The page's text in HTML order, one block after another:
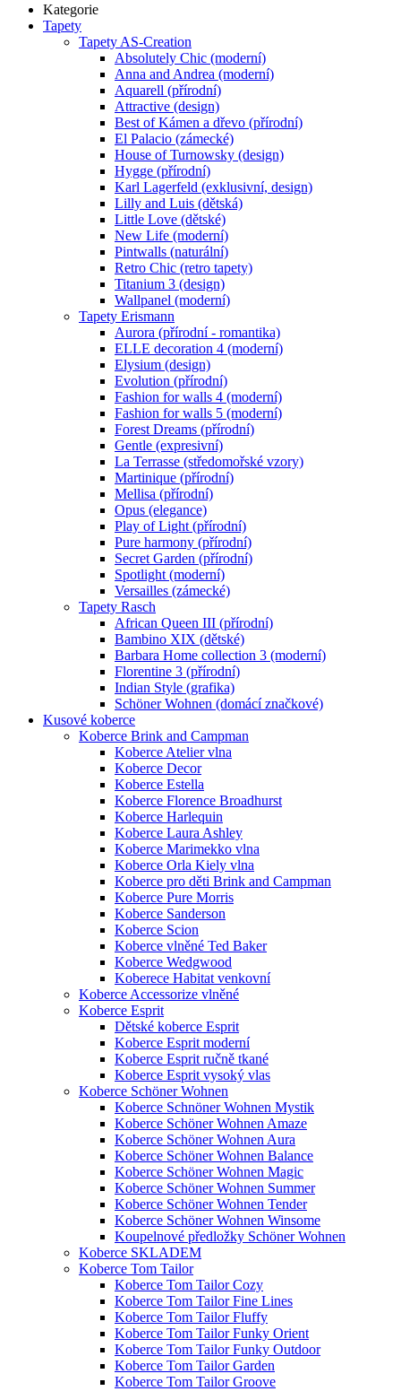
Kategorie
Tapety
Tapety AS-Creation
Absolutely Chic (moderní)
Anna and Andrea (moderní)
Aquarell (přírodní)
Attractive (design)
Best of Kámen a dřevo (přírodní)
El Palacio (zámecké)
House of Turnowsky (design)
Hygge (přírodní)
Karl Lagerfeld (exklusivní, design)
Lilly and Luis (dětská)
Little Love (dětské)
New Life (moderní)
Pintwalls (naturální)
Retro Chic (retro tapety)
Titanium 3 (design)
Wallpanel (moderní)
Tapety Erismann
Aurora (přírodní - romantika)
ELLE decoration 4 (moderní)
Elysium (design)
Evolution (přírodní)
Fashion for walls 4 (moderní)
Fashion for walls 5 (moderní)
Forest Dreams (přírodní)
Gentle (expresivní)
La Terrasse (středomořské vzory)
Martinique (přírodní)
Mellisa (přírodní)
Opus (elegance)
Play of Light (přírodní)
Pure harmony (přírodní)
Secret Garden (přírodní)
Spotlight (moderní)
Versailles (zámecké)
Tapety Rasch
African Queen III (přírodní)
Bambino XIX (dětské)
Barbara Home collection 3 (moderní)
Florentine 3 (přírodní)
Indian Style (grafika)
Schöner Wohnen (domácí značkové)
Kusové koberce
Koberce Brink and Campman
Koberce Atelier vlna
Koberce Decor
Koberce Estella
Koberce Florence Broadhurst
Koberce Harlequin
Koberce Laura Ashley
Koberce Marimekko vlna
Koberce Orla Kiely vlna
Koberce pro děti Brink and Campman
Koberce Pure Morris
Koberce Sanderson
Koberce Scion
Koberce vlněné Ted Baker
Koberce Wedgwood
Koberece Habitat venkovní
Koberce Accessorize vlněné
Koberce Esprit
Dětské koberce Esprit
Koberce Esprit moderní
Koberce Esprit ručně tkané
Koberce Esprit vysoký vlas
Koberce Schöner Wohnen
Koberce Schnöner Wohnen Mystik
Koberce Schöner Wohnen Amaze
Koberce Schöner Wohnen Aura
Koberce Schöner Wohnen Balance
Koberce Schöner Wohnen Magic
Koberce Schöner Wohnen Summer
Koberce Schöner Wohnen Tender
Koberce Schöner Wohnen Winsome
Koupelnové předložky Schöner Wohnen
Koberce SKLADEM
Koberce Tom Tailor
Koberce Tom Tailor Cozy
Koberce Tom Tailor Fine Lines
Koberce Tom Tailor Fluffy
Koberce Tom Tailor Funky Orient
Koberce Tom Tailor Funky Outdoor
Koberce Tom Tailor Garden
Koberce Tom Tailor Groove